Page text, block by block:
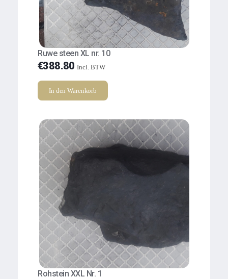
Ruwe steen XL nr. 10
€388.80 Incl. BTW
In den Warenkorb
Rohstein XXL Nr. 1